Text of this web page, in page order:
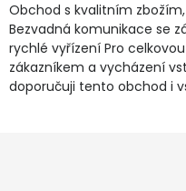
Obchod s kvalitním
Bezvadná komunikace se
rychlé vyřízení Pro
zákazníkem a vycházení
doporučuji tento obchod i